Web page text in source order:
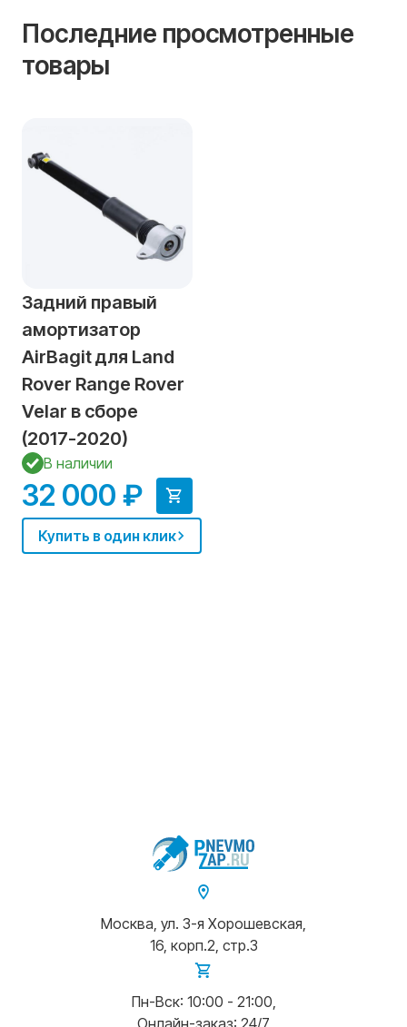
Последние просмотренные
товары
Задний правый
амортизатор
AirBagit для Land
Rover Range Rover
Velar в сборе
(2017-2020)
В наличии
32 000 ₽
Купить в один клик
Москва, ул. 3-я Хорошевская,
16, корп.2, стр.3
Пн-Вск: 10:00 - 21:00,
Онлайн-заказ: 24/7